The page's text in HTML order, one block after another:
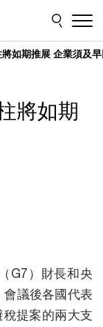
如期推展 企業須及
將如期
G7）財長和央
議後各國代表
提案的兩大支